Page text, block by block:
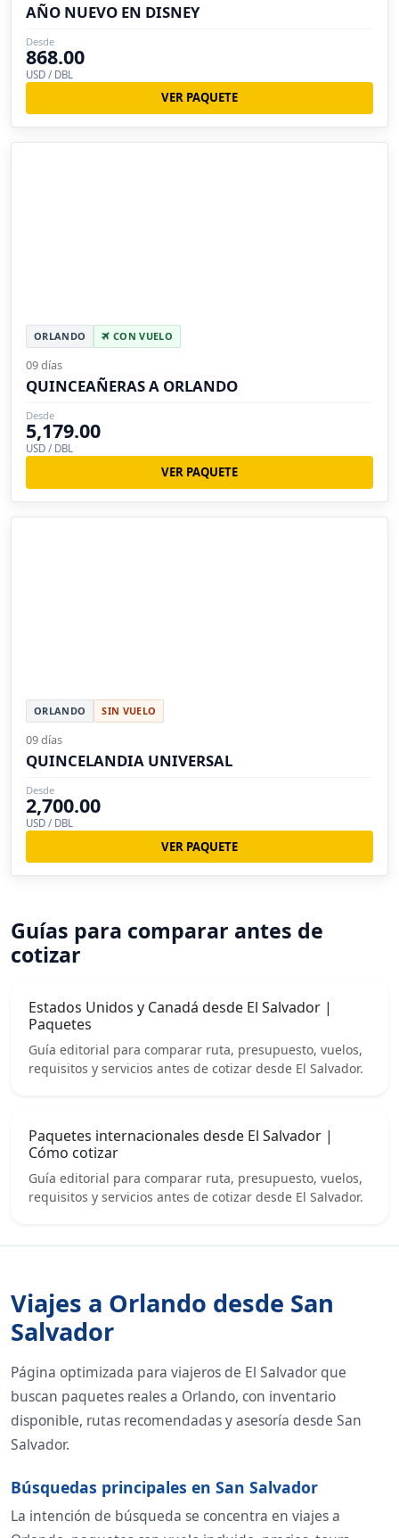
AÑO NUEVO EN DISNEY
Desde
868.00
USD / DBL
VER PAQUETE
ORLANDO CON VUELO
09 días
QUINCEAÑERAS A ORLANDO
Desde
5,179.00
USD / DBL
VER PAQUETE
ORLANDO SIN VUELO
09 días
QUINCELANDIA UNIVERSAL
Desde
2,700.00
USD / DBL
VER PAQUETE
Guías para comparar antes de
cotizar
Estados Unidos y Canadá desde El Salvador |
Paquetes
Guía editorial para comparar ruta, presupuesto, vuelos,
requisitos y servicios antes de cotizar desde El Salvador.
Paquetes internacionales desde El Salvador |
Cómo cotizar
Guía editorial para comparar ruta, presupuesto, vuelos,
requisitos y servicios antes de cotizar desde El Salvador.
Viajes a Orlando desde San
Salvador
Página optimizada para viajeros de El Salvador que
buscan paquetes reales a Orlando, con inventario
disponible, rutas recomendadas y asesoría desde San
Salvador.
Búsquedas principales en San Salvador
La intención de búsqueda se concentra en viajes a